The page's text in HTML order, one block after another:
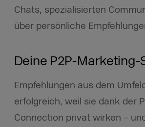
Chats, spezialisierten
über persönliche
Deine P2P-Marketing-
Empfehlungen aus dem
erfolgreich, weil sie dank der
Connection privat wirken –